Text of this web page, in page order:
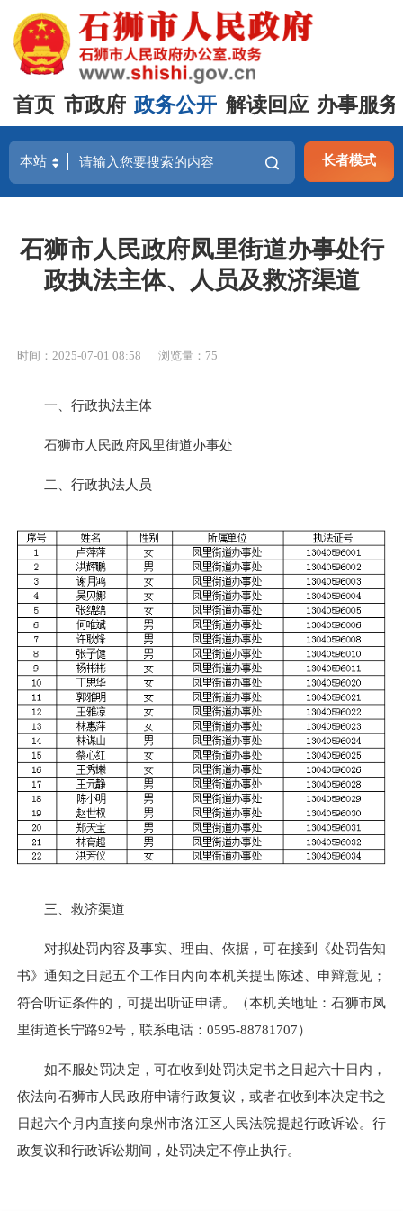
首页 市政府 政务公开 解读回应 办事服务
长者模式
石狮市人民政府凤里街道办事处行
政执法主体、人员及救济渠道
时间：2025-07-01 08:58 浏览量： 75
一、 行政执法主体
石狮市人民政府凤里街道办事处
二、 行政执法人员
三、救济渠道
对拟处罚内容及事实、理由、依据，可在接到《处罚告知
书》通知之日起五个工作日内向本机关提出陈述、申辩意见；
符合听证条件的，可提出听证申请。（本机关地址：石狮市凤
里街道长宁路92号，联系电话：0595-88781707）
如不服处罚决定，可在收到处罚决定书之日起六十日内，
依法向石狮市人民政府申请行政复议，或者在收到本决定书之
日起六个月内直接向泉州市洛江区人民法院提起行政诉讼。行
政复议和行政诉讼期间，处罚决定不停止执行。